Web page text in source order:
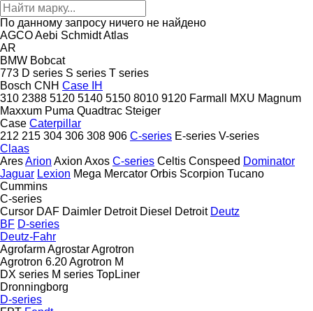
По данному запросу ничего не найдено
AGCOAebi SchmidtAtlas
AR
BMW Bobcat
773 D series S series T series
Bosch CNH Case IH
310 2388 5120 5140 5150 8010 9120 Farmall MXU Magnum
Maxxum Puma Quadtrac Steiger
Case Caterpillar
212 215 304 306 308 906 C-series E-series V-series
Claas
AresArion Axion Axos C-series Celtis Conspeed Dominator
Jaguar Lexion Mega Mercator Orbis Scorpion Tucano
Cummins
C-series
Cursor DAF Daimler Detroit Diesel Detroit Deutz
BF D-series
Deutz-Fahr
AgrofarmAgrostarAgrotron
Agrotron 6.20Agrotron M
DX series M series TopLiner
Dronningborg
D-series